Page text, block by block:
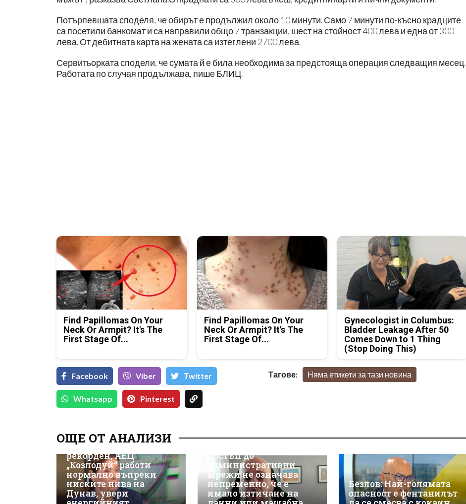
Потърпевшата споделя, че обирът е продължил около 10 минути. Само 7 минути по-късно крадците
са посетили банкомат и са направили общо 7 транзакции, шест на стойност 400 лева и една от 300
лева. От дебитната карта на жената са изтеглени 2700 лева.
Сервитьорката сподели, че сумата й е била необходима за предстояща операция следващия месец.
Работата по случая продължава, пише БЛИЦ.
Find Papillomas On Your
Neck Or Armpit? It's The
First Stage Of...
Find Papillomas On Your
Neck Or Armpit? It's The
First Stage Of...
Gynecologist in Columbus:
Bladder Leakage After 50
Comes Down to 1 Thing
(Stop Doing This)
Facebook Viber Тwitter
Whatsapp Pinterest
Тагове: Няма етикети за тази новина
ОЩЕ ОТ АНАЛИЗИ
Износът на ток е
рекорден, АЕЦ
„Козлодуй“ работи
нормално въпреки
ниските нива на
Дунав, увери
киберсигурност:
достъп до
административни
мрежи не означава
непременно, че е
имало изтичане на
Безлов: Най-голямата
опасност е фентанилът